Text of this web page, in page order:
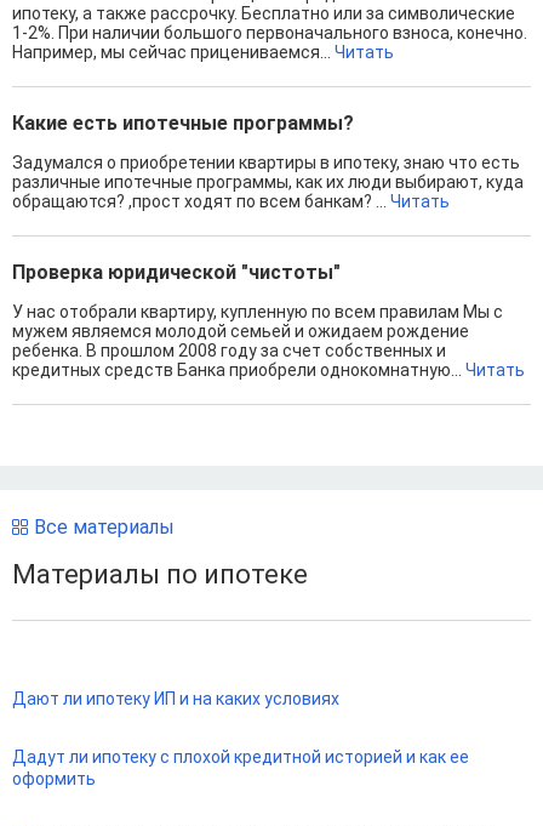
ипотеку, а также рассрочку. Бесплатно или за символические
1-2%. При наличии большого первоначального взноса, конечно.
Например, мы сейчас прицениваемся... Читать
Какие есть ипотечные программы?
Задумался о приобретении квартиры в ипотеку, знаю что есть
различные ипотечные программы, как их люди выбирают, куда
обращаются? ,прост ходят по всем банкам? ... Читать
Проверка юридической "чистоты"
У нас отобрали квартиру, купленную по всем правилам Мы с
мужем являемся молодой семьей и ожидаем рождение
ребенка. В прошлом 2008 году за счет собственных и
кредитных средств Банка приобрели однокомнатную... Читать
Все материалы
Материалы по ипотеке
Дают ли ипотеку ИП и на каких условиях
Дадут ли ипотеку с плохой кредитной историей и как ее
оформить